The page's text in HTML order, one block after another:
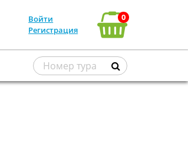
Войти
Регистрация
0